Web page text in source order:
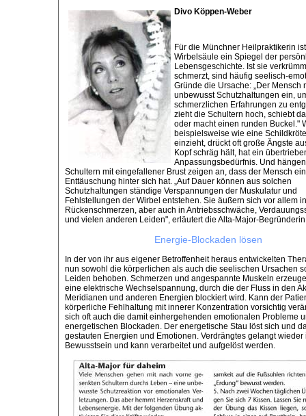
Divo Köppen-Weber
Für die Münchner Heilpraktikerin
Wirbelsäule ein Spiegel der
Lebensgeschichte. Ist sie
schmerzt, sind häufig seelisch-
Gründe die Ursache: „Der Mensch
unbewusst Schutzhaltungen ein,
schmerzlichen Erfahrungen zu
zieht die Schultern hoch, schiebt
oder macht einen runden Buckel."
beispielsweise wie eine
einzieht, drückt oft große Ängste
Kopf schräg hält, hat ein
Anpassungsbedürfnis. Und
Schultern mit eingefallener Brust zeigen an, dass der Mensch
Enttäuschung hinter sich hat. „Auf Dauer können aus solchen
Schutzhaltungen ständige Verspannungen der Muskulatur und
Fehlstellungen der Wirbel entstehen. Sie äußern sich vor allem
Rückenschmerzen, aber auch in Antriebsschwäche,
und vielen anderen Leiden", erläutert die Alta-Major-
Energie-Blockaden lösen
In der von ihr aus eigener Betroffenheit heraus entwickelten
nun sowohl die körperlichen als auch die seelischen Ursachen
Leiden behoben. Schmerzen und angespannte Muskeln
eine elektrische Wechselspannung, durch die der Fluss in den
Meridianen und anderen Energien blockiert wird. Kann der
körperliche Fehlhaltung mit innerer Konzentration vorsichtig
sich oft auch die damit einhergehenden emotionalen Probleme
energetischen Blockaden. Der energetische Stau löst sich und
gestauten Energien und Emotionen. Verdrängtes gelangt wieder
Bewusstsein und kann verarbeitet und aufgelöst werden.